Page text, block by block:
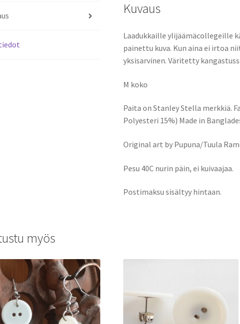
Kuvaus
Laadukkaille ylijäämäcollegeille
painettu kuva. Kun aina ei irtoa
yksisarvinen. Väritetty
M koko
Paita on Stanley Stella merkkiä.
Polyesteri 15%) Made in
Original art by Pupuna/Tuula
Pesu 40C nurin päin, ei kuivaajaa.
Postimaksu sisältyy hintaan.
myös